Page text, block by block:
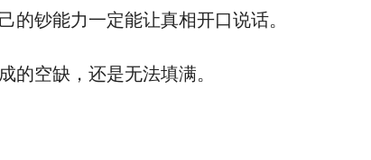
钞能力一定能让真相开口说话。
空缺，还是无法填满。